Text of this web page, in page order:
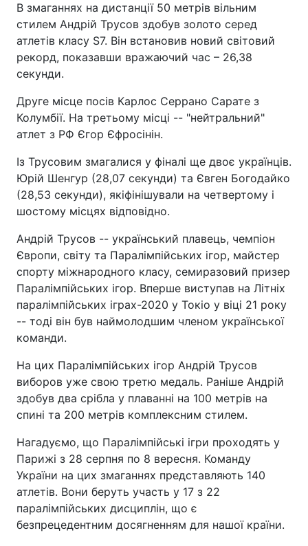
В змаганнях на дистанції 50 метрів вільним
стилем Андрій Трусов здобув золото серед
атлетів класу S7. Він встановив новий світовий
рекорд, показавши вражаючий час – 26,38
секунди.
Друге місце посів Карлос Серрано Сарате з
Колумбії. На третьому місці -- "нейтральний"
атлет з РФ Єгор Єфросінін.
Із Трусовим змагалися у фіналі ще двоє українців.
Юрій Шенгур (28,07 секунди) та Євген Богодайко
(28,53 секунди), якіфінішували на четвертому і
шостому місцях відповідно.
Андрій Трусов -- український плавець, чемпіон
Європи, світу та Паралімпійських ігор, майстер
спорту міжнародного класу, семиразовий призер
Паралімпійських ігор. Вперше виступав на Літніх
паралімпійських іграх-2020 у Токіо у віці 21 року
-- тоді він був наймолодшим членом української
команди.
На цих Паралімпійських ігор Андрій Трусов
виборов уже свою третю медаль. Раніше Андрій
здобув два срібла у плаванні на 100 метрів на
спині та 200 метрів комплексним стилем.
Нагадуємо, що Паралімпійські ігри проходять у
Парижі з 28 серпня по 8 вересня. Команду
України на цих змаганнях представляють 140
атлетів. Вони беруть участь у 17 з 22
паралімпійських дисциплін, що є
безпрецедентним досягненням для нашої країни.